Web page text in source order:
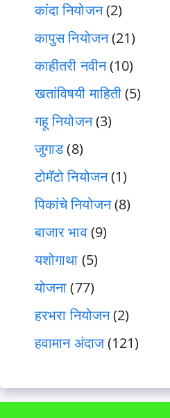
कांदा नियोजन(2)
कापुस नियोजन(21)
काहीतरी नवीन(10)
खतांविषयी माहिती(5)
गहू नियोजन(3)
जुगाड(8)
टोमॅटो नियोजन(1)
पिकांचे नियोजन(8)
बाजार भाव(9)
यशोगाथा (5)
योजना(77)
हरभरा नियोजन(2)
हवामान अंदाज(121)